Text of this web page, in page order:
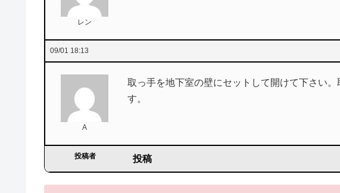
レン
09/01 18:13
A
取っ手を地下室の壁にセットして開けて下さい
す。
投稿者 投稿